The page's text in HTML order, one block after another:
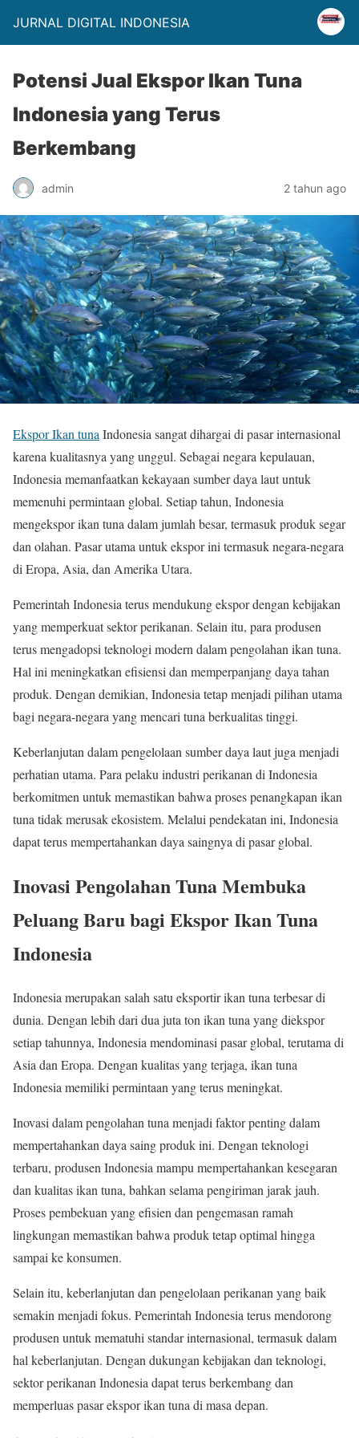
JURNAL DIGITAL INDONESIA
Potensi Jual Ekspor Ikan Tuna
Indonesia yang Terus
Berkembang
admin 2 tahun ago
Ekspor Ikan tuna Indonesia sangat dihargai di pasar internasional
karena kualitasnya yang unggul. Sebagai negara kepulauan,
Indonesia memanfaatkan kekayaan sumber daya laut untuk
memenuhi permintaan global. Setiap tahun, Indonesia
mengekspor ikan tuna dalam jumlah besar, termasuk produk segar
dan olahan. Pasar utama untuk ekspor ini termasuk negara-negara
di Eropa, Asia, dan Amerika Utara.
Pemerintah Indonesia terus mendukung ekspor dengan kebijakan
yang memperkuat sektor perikanan. Selain itu, para produsen
terus mengadopsi teknologi modern dalam pengolahan ikan tuna.
Hal ini meningkatkan efisiensi dan memperpanjang daya tahan
produk. Dengan demikian, Indonesia tetap menjadi pilihan utama
bagi negara-negara yang mencari tuna berkualitas tinggi.
Keberlanjutan dalam pengelolaan sumber daya laut juga menjadi
perhatian utama. Para pelaku industri perikanan di Indonesia
berkomitmen untuk memastikan bahwa proses penangkapan ikan
tuna tidak merusak ekosistem. Melalui pendekatan ini, Indonesia
dapat terus mempertahankan daya saingnya di pasar global.
Inovasi Pengolahan Tuna Membuka
Peluang Baru bagi Ekspor Ikan Tuna
Indonesia
Indonesia merupakan salah satu eksportir ikan tuna terbesar di
dunia. Dengan lebih dari dua juta ton ikan tuna yang diekspor
setiap tahunnya, Indonesia mendominasi pasar global, terutama di
Asia dan Eropa. Dengan kualitas yang terjaga, ikan tuna
Indonesia memiliki permintaan yang terus meningkat.
Inovasi dalam pengolahan tuna menjadi faktor penting dalam
mempertahankan daya saing produk ini. Dengan teknologi
terbaru, produsen Indonesia mampu mempertahankan kesegaran
dan kualitas ikan tuna, bahkan selama pengiriman jarak jauh.
Proses pembekuan yang efisien dan pengemasan ramah
lingkungan memastikan bahwa produk tetap optimal hingga
sampai ke konsumen.
Selain itu, keberlanjutan dan pengelolaan perikanan yang baik
semakin menjadi fokus. Pemerintah Indonesia terus mendorong
produsen untuk mematuhi standar internasional, termasuk dalam
hal keberlanjutan. Dengan dukungan kebijakan dan teknologi,
sektor perikanan Indonesia dapat terus berkembang dan
memperluas pasar ekspor ikan tuna di masa depan.